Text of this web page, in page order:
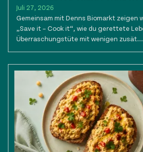
Juli 27, 2026
Gemeinsam mit Denns Biomarkt zeigen
„Save it – Cook it“, wie du gerettete
Überraschungstüte mit wenigen zusät...